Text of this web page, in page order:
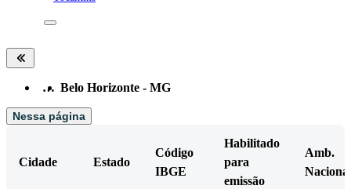
… Belo Horizonte - MG
Nessa página
Cidade Estado
Código
IBGE
Habilitado
para
emissão
Amb.
Nacional